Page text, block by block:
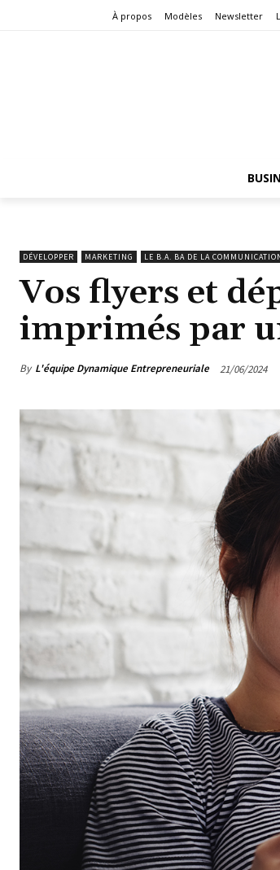
À propos Modèles Newsletter
DÉVELOPPER MARKETING LE B.A. BA DE LA
Vos flyers et
imprimés par
By L'équipe Dynamique Entrepreneuriale 21/06/2024